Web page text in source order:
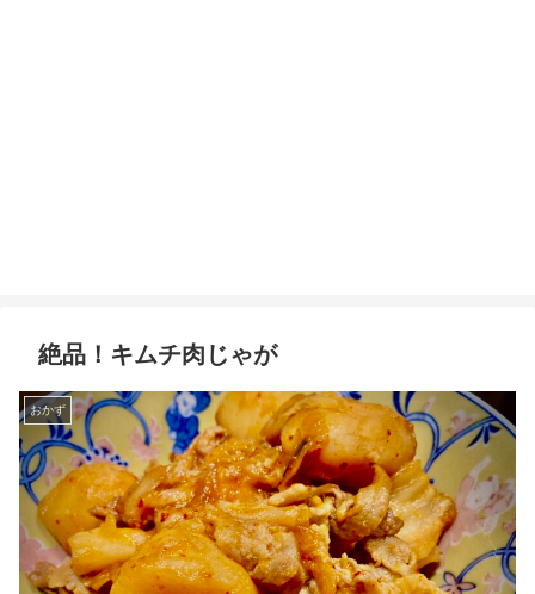
絶品！キムチ肉じゃが
おかず